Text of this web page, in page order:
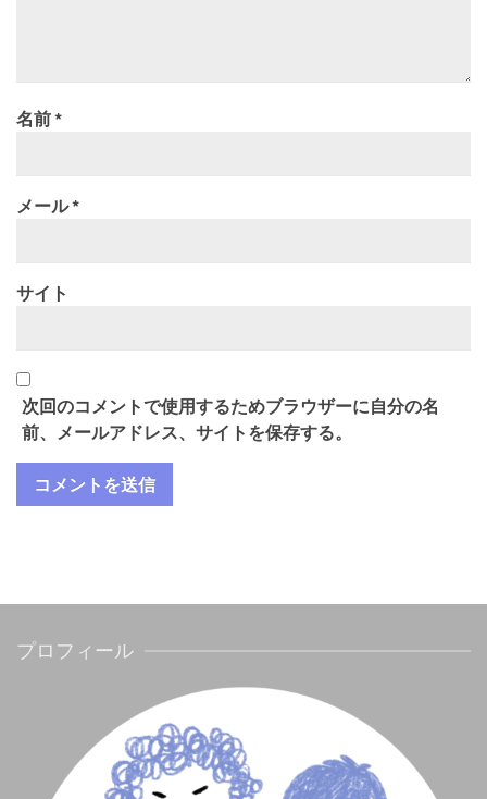
名前*
メール*
サイト
次回のコメントで使用するためブラウザーに自分の名
前、メールアドレス、サイトを保存する。
プロフィール